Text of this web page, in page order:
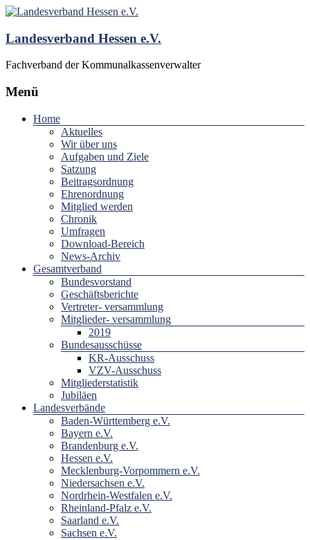
Landesverband Hessen e.V.
Fachverband der Kommunalkassenverwalter
Menü
Home
Aktuelles
Wir über uns
Aufgaben und Ziele
Satzung
Beitragsordnung
Ehrenordnung
Mitglied werden
Chronik
Umfragen
Download-Bereich
News-Archiv
Gesamtverband
Bundesvorstand
Geschäftsberichte
Vertreter- versammlung
Mitglieder- versammlung
2019
Bundesausschüsse
KR-Ausschuss
VZV-Ausschuss
Mitgliederstatistik
Jubiläen
Landesverbände
Baden-Württemberg e.V.
Bayern e.V.
Brandenburg e.V.
Hessen e.V.
Mecklenburg-Vorpommern e.V.
Niedersachsen e.V.
Nordrhein-Westfalen e.V.
Rheinland-Pfalz e.V.
Saarland e.V.
Sachsen e.V.